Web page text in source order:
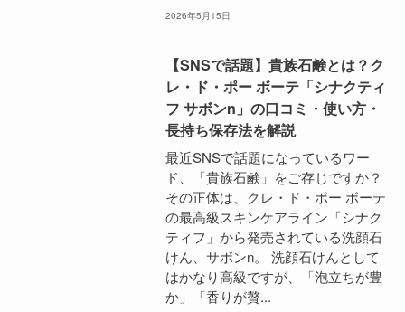
2026年5月15日
【SNSで話題】貴族石鹸とは？ク
レ・ド・ポー ボーテ「シナクティ
フ サボンn」の口コミ・使い方・
長持ち保存法を解説
最近SNSで話題になっているワー
ド、「貴族石鹸」をご存じですか？
その正体は、クレ・ド・ポー ボーテ
の最高級スキンケアライン「シナク
ティフ」から発売されている洗顔石
けん、サボンn。 洗顔石けんとして
はかなり高級ですが、「泡立ちが豊
か」「香りが贅...